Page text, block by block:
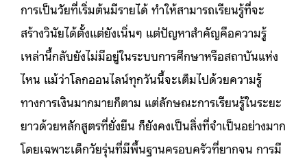
การเป็นวัยที่เริ่มต้นมีรายได้ ทำให้สามารถเรียนรู้ที่จะ
สร้างวินัยได้ตั้งแต่ยังเนิ่นๆ แต่ปัญหาสำคัญคือความรู้
เหล่านี้กลับยังไม่มีอยู่ในระบบการศึกษาหรือสถาบันแห่ง
ไหน แม้ว่าโลกออนไลน์ทุกวันนี้จะเต็มไปด้วยความรู้
ทางการเงินมากมายก็ตาม แต่ลักษณะการเรียนรู้ในระยะ
ยาวด้วยหลักสูตรที่ยั่งยืน ก็ยังคงเป็นสิ่งที่จำเป็นอย่างมาก
โดยเฉพาะเด็กวัยรุ่นที่มีพื้นฐานครอบครัวที่ยากจน การมี